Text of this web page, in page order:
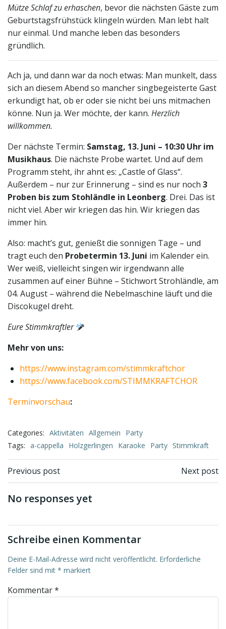
Mütze Schlaf zu erhaschen, bevor die nächsten Gäste zum
Geburtstagsfrühstück klingeln würden. Man lebt halt
nur einmal. Und manche leben das besonders
gründlich.
Ach ja, und dann war da noch etwas: Man munkelt, dass
sich an diesem Abend so mancher singbegeisterte Gast
erkundigt hat, ob er oder sie nicht bei uns mitmachen
könne. Nun ja. Wer möchte, der kann. Herzlich
willkommen.
Der nächste Termin: Samstag, 13. Juni – 10:30 Uhr im
Musikhaus. Die nächste Probe wartet. Und auf dem
Programm steht, ihr ahnt es: „Castle of Glass“.
Außerdem – nur zur Erinnerung – sind es nur noch 3
Proben bis zum Stohländle in Leonberg. Drei. Das ist
nicht viel. Aber wir kriegen das hin. Wir kriegen das
immer hin.
Also: macht’s gut, genießt die sonnigen Tage – und
tragt euch den Probetermin 13. Juni im Kalender ein.
Wer weiß, vielleicht singen wir irgendwann alle
zusammen auf einer Bühne – Stichwort Strohländle, am
04. August – während die Nebelmaschine läuft und die
Discokugel dreht.
Eure Stimmkraftler
Mehr von uns:
https://www.instagram.com/stimmkraftchor
https://www.facebook.com/STIMMKRAFTCHOR
Terminvorschau:
Categories: Aktivitäten Allgemein
Party
Tags: a-cappella Holzgerlingen Karaoke Party Stimmkraft
Beitragsnavigation
Previous post Next post
No responses yet
Schreibe einen Kommentar
Deine E-Mail-Adresse wird nicht veröffentlicht. Erforderliche
Felder sind mit * markiert
Kommentar*